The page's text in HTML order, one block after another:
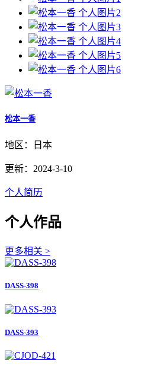
松本一香
地区：日本
更新：2024-3-10
个人简历
个人作品
更多相关 >
DASS-398
DASS-393